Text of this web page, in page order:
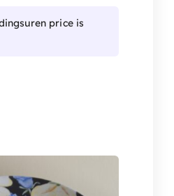
price is